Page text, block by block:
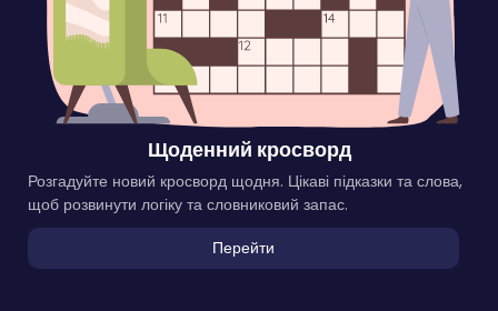
Щоденний кросворд
Розгадуйте новий кросворд щодня. Цікаві підказки та слова,
щоб розвинути логіку та словниковий запас.
Перейти